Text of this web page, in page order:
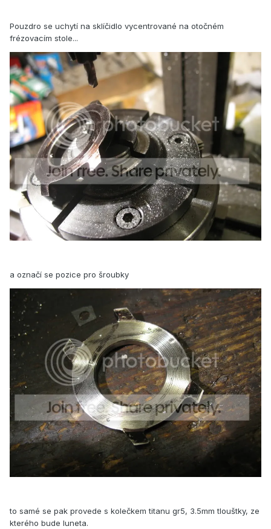
Pouzdro se uchytí na sklíčidlo vycentrované na otočném
frézovacím stole...
a označí se pozice pro šroubky
to samé se pak provede s kolečkem titanu gr5, 3.5mm tlouštky, ze
kterého bude luneta.